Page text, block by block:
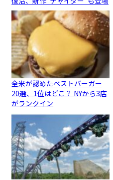
全米が認めたベストバーガー
20選、1位はどこ？ NYから3店
がランクイン